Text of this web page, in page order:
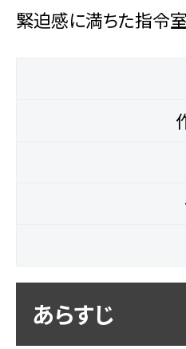
緊迫感に満ちた指令
あらすじ